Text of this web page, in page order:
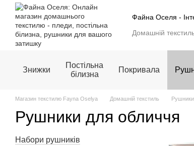
Перейти до основного контенту
Файна Оселя -
Домашній
Знижки
Постільна
білизна
Покривала
Магазин текстилю Fayna Oselya Домашній текстиль Рушники
Рушники для обличчя
Набори рушників